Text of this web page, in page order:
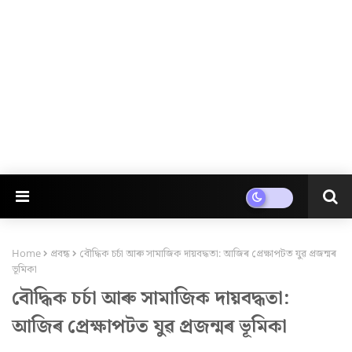
Home প্ৰবন্ধ
বৌদ্ধিক চৰ্চা আৰু সামাজিক দায়বদ্ধতা: আজিৰ প্ৰেক্ষাপটত যুৱ প্ৰজন্মৰ
ভূমিকা
বৌদ্ধিক চৰ্চা আৰু সামাজিক দায়বদ্ধতা:
আজিৰ প্ৰেক্ষাপটত যুৱ প্ৰজন্মৰ ভূমিকা